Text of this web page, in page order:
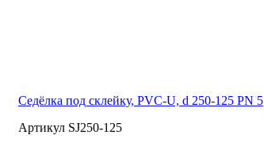
Седёлка под склейку, PVC-U, d 250-125 PN 5
Артикул SJ250-125